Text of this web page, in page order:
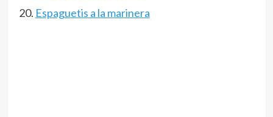
Espaguetis a la marinera